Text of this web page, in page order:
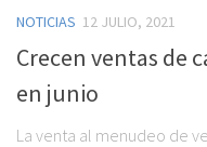
NOTICIAS 12 JULIO, 2021
Crecen ventas de
en junio
La venta al menudeo de